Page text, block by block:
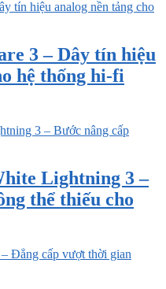
3 – Dây tín hiệu
hệ thống hi-fi
Lightning 3 –
thể thiếu cho